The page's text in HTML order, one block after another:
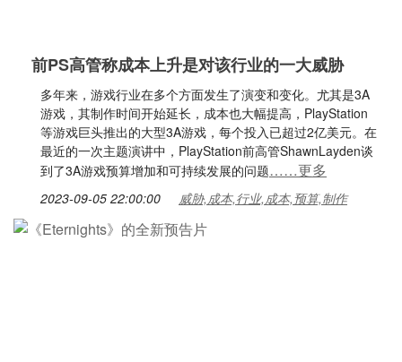
前PS高管称成本上升是对该行业的一大威胁
多年来，游戏行业在多个方面发生了演变和变化。尤其是3A
游戏，其制作时间开始延长，成本也大幅提高，PlayStation
等游戏巨头推出的大型3A游戏，每个投入已超过2亿美元。在
最近的一次主题演讲中，PlayStation前高管ShawnLayden谈
到了3A游戏预算增加和可持续发展的问题……更多
2023-09-05 22:00:00 威胁,成本,行业,成本,预算,制作